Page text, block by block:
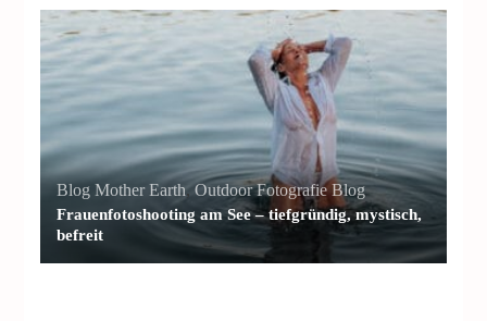
Blog Mother Earth,Outdoor Fotografie Blog
Frauenfotoshooting am See – tiefgründig, mystisch,
befreit